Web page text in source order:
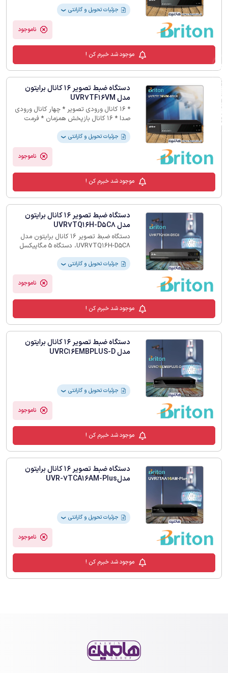
جزئیات تحویل و گارانتی ❯
ناموجود
موجود شد خبرم کن !
دستگاه ضبط تصویر 16 کانال برایتون
مدل UVR7TF16VM
* 16 کانال ورودی تصویر * چهار کانال ورودی
صدا * 16 کانال بازپخش همزمان * فرمت
جزئیات تحویل و گارانتی ❯
ناموجود
موجود شد خبرم کن !
دستگاه ضبط تصویر 16 کانال برایتون
مدل UVR7TQ16H-D5C8
دستگاه ضبط تصویر 16 کانال برایتون مدل
UVR7TQ16H-D5C8، دستگاه 5 مگاپیکسل
بازپخش همزمان است، که برای ذخیره سازی
از فرمت H.265 و هارد 8 ترابایتی پشتیبانی
می کند، این دستگاه که دارای یک ورودی و
خروجی صدا و 4 کانال IP اضافی نیز است با
گارانتی 24 ماه داتیس در فروشگاه اینترنتی
هامین تهیه و عرضه می شود.
جزئیات تحویل و گارانتی ❯
ناموجود
موجود شد خبرم کن !
دستگاه ضبط تصویر 16 کانال برایتون
مدل UVRC16EMBPLUS-D
جزئیات تحویل و گارانتی ❯
ناموجود
موجود شد خبرم کن !
دستگاه ضبط تصویر 16 کانال برایتون
مدلUVR-7TCA16AM-Plus
جزئیات تحویل و گارانتی ❯
ناموجود
موجود شد خبرم کن !
فیلترهای لیست محصولات